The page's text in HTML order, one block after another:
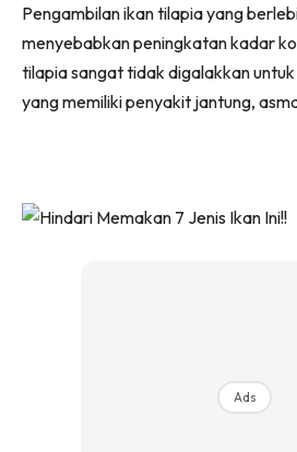
Pengambilan ikan tilapia yang
menyebabkan peningkatan kadar
tilapia sangat tidak digalakkan
yang memiliki penyakit jantung,
Ads